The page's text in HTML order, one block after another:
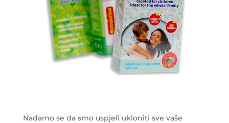
Nadamo se da smo uspjeli ukloniti sve vaše